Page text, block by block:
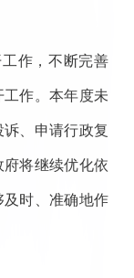
作，不断完善
作。本年度未
、申请行政复
将继续优化依
时、准确地作